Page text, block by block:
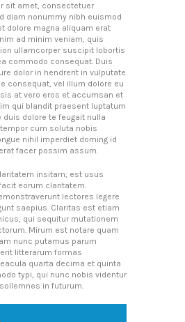
sit amet, consectetuer
diam nonummy nibh euismod
dolore magna aliquam erat
ad minim veniam, quis
ullamcorper suscipit lobortis
commodo consequat. Duis
dolor in hendrerit in vulputate
consequat, vel illum dolore eu
at vero eros et accumsan et
qui blandit praesent luptatum
duis dolore te feugait nulla
cum soluta nobis
nihil imperdiet doming id
facer possim assum.
insitam; est usus
eorum claritatem.
lectores legere
saepius. Claritas est etiam
qui sequitur mutationem
Mirum est notare quam
nunc putamus parum
litterarum formas
quarta decima et quinta
typi, qui nunc nobis videntur
in futurum.